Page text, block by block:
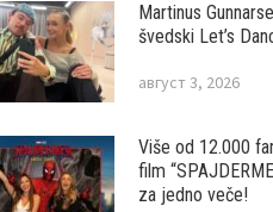
Martinus
švedski Let’s
август 3, 2026
Više od 12.000
film
za jedno veče!